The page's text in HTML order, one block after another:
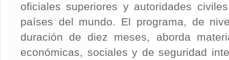
oficiales superiores y autoridades
países del mundo. El programa, de
duración de diez meses, aborda
económicas, sociales y de seguridad